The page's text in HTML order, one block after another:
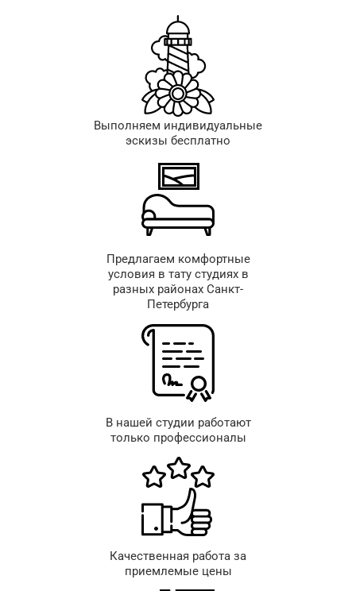
Выполняем индивидуальные
эскизы бесплатно
Предлагаем комфортные
условия в тату студиях в
разных районах Санкт-
Петербурга
В нашей студии работают
только профессионалы
Качественная работа за
приемлемые цены